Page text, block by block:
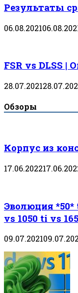
Результаты
06.08.2021
FSR vs DLSS |
28.07.2021
Обзоры
Корпус из
17.06.2022
Эволюция
vs 1050 ti vs
09.07.2021